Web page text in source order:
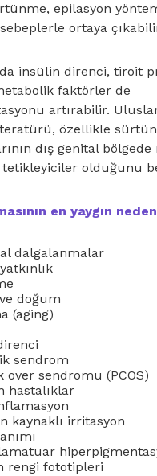
epilasyon
ortaya
insülin direnci, tiroit
faktörler de
artırabilir.
özellikle
dış genital
olduğunu
en yaygın
dalgalanmalar
doğum
(aging)
sendrom
over sendromu (PCOS)
hastalıklar
kaynaklı irritasyon
rengi fototipleri